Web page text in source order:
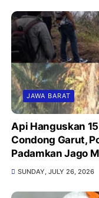
JAWA BARAT
Api Hanguskan
Condong Garut,
Padamkan Jago
SUNDAY, JULY 26, 2026